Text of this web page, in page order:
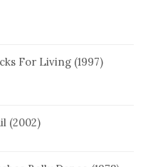
For Living (1997)
(2002)